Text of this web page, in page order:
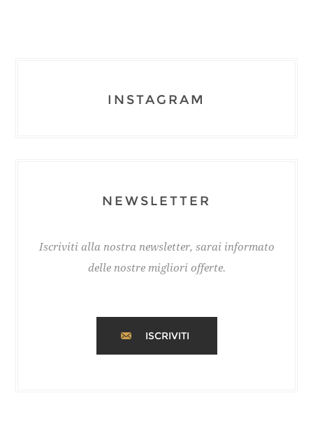
INSTAGRAM
NEWSLETTER
Iscriviti alla nostra newsletter, sarai informato
delle nostre migliori offerte.
ISCRIVITI